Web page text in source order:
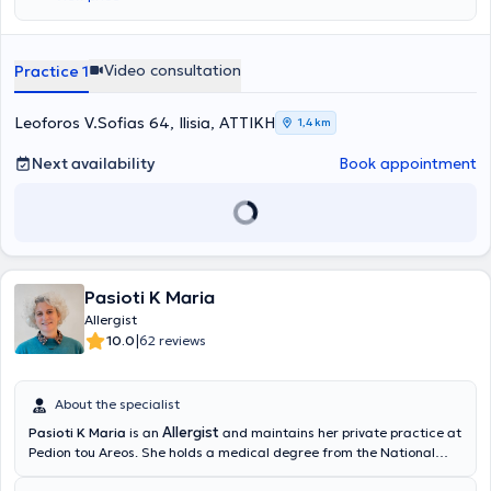
Practice 1 Video consultation
Leoforos V.Sofias 64, Ilisia, ΑΤΤΙΚΗ 1,4 km
Next availability Book appointment
Pasioti K Maria
Allergist
10.0|62 reviews
About the specialist
Pasioti K Maria is an Allergist and maintains her private practice at
Pedion tou Areos. She holds a medical degree from the National